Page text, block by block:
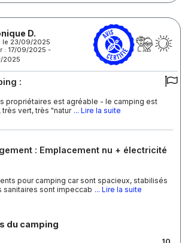
D.
le 23/09/2025
: 17/09/2025 -
2025
:
propriétaires est agréable - le camping est
vert, très "natur ... Lire la suite
: Emplacement nu + électricité
pour camping car sont spacieux, stabilisés
sanitaires sont impeccab ... Lire la suite
du camping